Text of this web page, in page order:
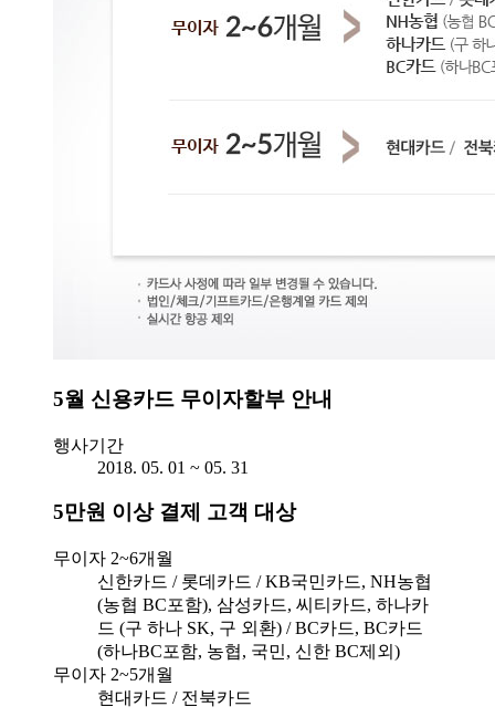
5월 신용카드 무이자할부 안내
행사기간
2018. 05. 01 ~ 05. 31
5만원 이상 결제 고객 대상
무이자 2~6개월
신한카드 / 롯데카드 / KB국민카드, NH농협
(농협 BC포함), 삼성카드, 씨티카드, 하나카
드 (구 하나 SK, 구 외환) / BC카드, BC카드
(하나BC포함, 농협, 국민, 신한 BC제외)
무이자 2~5개월
현대카드 / 전북카드